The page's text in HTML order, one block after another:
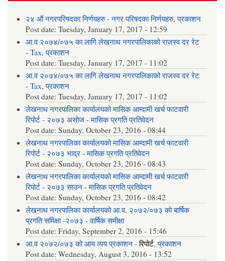
२४ औं नगरपरिषदका निर्णयहरु-नगर परिषदका निर्णयहरु,प्रकाशन
Post date:Tuesday, January 17, 2017 - 12:59
आ.व २०७४/०७५ का लागि लेखनाथ नगरपालिकाको राजस्व दर रेट
-Tax,प्रकाशन
Post date:Tuesday, January 17, 2017 - 11:02
आ.व २०७४/०७५ का लागि लेखनाथ नगरपालिकाको राजस्व दर रेट
-Tax,प्रकाशन
Post date:Tuesday, January 17, 2017 - 11:02
लेखनाथ नगरपालिका कार्यालयको मासिक आम्दामी खर्च फाटवारी
रिपोर्ट - २०७३ असोज -मासिक प्रगति प्रतिवेदन
Post date:Sunday, October 23, 2016 - 08:44
लेखनाथ नगरपालिका कार्यालयको मासिक आम्दामी खर्च फाटवारी
रिपोर्ट - २०७३ भाद्र-मासिक प्रगति प्रतिवेदन
Post date:Sunday, October 23, 2016 - 08:43
लेखनाथ नगरपालिका कार्यालयको मासिक आम्दामी खर्च फाटवारी
रिपोर्ट - २०७३ साउन-मासिक प्रगति प्रतिवेदन
Post date:Sunday, October 23, 2016 - 08:42
लेखनाथ नगरपालिका कार्यालयको आ.व. २०७२/०७३ को बार्षिक
प्रगति समिक्षा -२०७३-वार्षिक समीक्षा
Post date:Friday, September 2, 2016 - 15:46
आ.व २०७२/०७३ को आय व्यय प्रकाशन-रिपोर्ट,प्रकाशन
Post date:Wednesday, August 3, 2016 - 13:52